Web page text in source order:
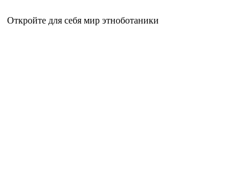
Откройте для себя мир этноботаники